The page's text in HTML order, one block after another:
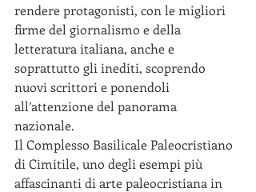
rendere protagonisti, con le migliori
firme del giornalismo e della
letteratura italiana, anche e
soprattutto gli inediti, scoprendo
nuovi scrittori e ponendoli
all’attenzione del panorama
nazionale.
Il Complesso Basilicale Paleocristiano
di Cimitile, uno degli esempi più
affascinanti di arte paleocristiana in